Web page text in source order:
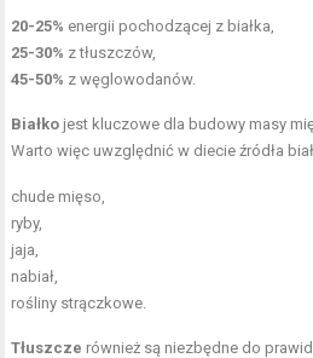
20-25% energii pochodzącej z białka,
25-30% z tłuszczów,
45-50% z węglowodanów.
Białko jest kluczowe dla budowy masy
Warto więc uwzględnić w diecie źródła
chude mięso,
ryby,
jaja,
nabiał,
rośliny strączkowe.
Tłuszcze również są niezbędne do